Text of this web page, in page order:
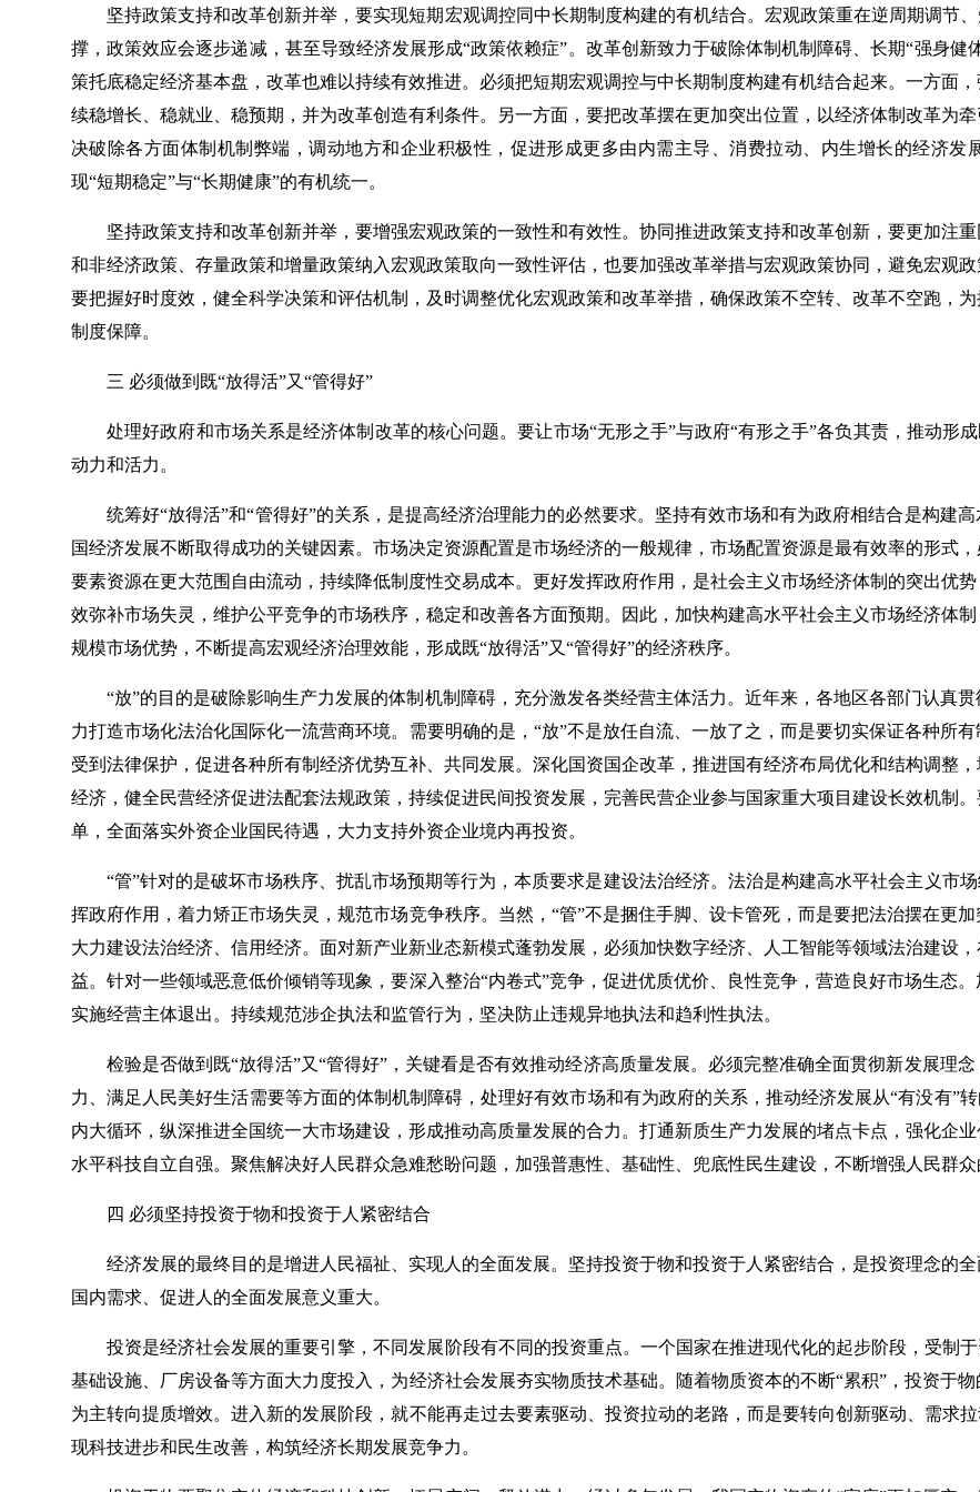
坚持政策支持和改革创新并举，要实现短期宏观调控同中长期制度构建的有机结合。宏观政策重在逆周期调节
撑，政策效应会逐步递减，甚至导致经济发展形成“政策依赖症”。改革创新致力于破除体制机制障碍、长期“强身
策托底稳定经济基本盘，改革也难以持续有效推进。必须把短期宏观调控与中长期制度构建有机结合起来。一方面
续稳增长、稳就业、稳预期，并为改革创造有利条件。另一方面，要把改革摆在更加突出位置，以经济体制改革为
决破除各方面体制机制弊端，调动地方和企业积极性，促进形成更多由内需主导、消费拉动、内生增长的经济发
现“短期稳定”与“长期健康”的有机统一。
坚持政策支持和改革创新并举，要增强宏观政策的一致性和有效性。协同推进政策支持和改革创新，要更加注
和非经济政策、存量政策和增量政策纳入宏观政策取向一致性评估，也要加强改革举措与宏观政策协同，避免宏观
要把握好时度效，健全科学决策和评估机制，及时调整优化宏观政策和改革举措，确保政策不空转、改革不空跑，
制度保障。
三 必须做到既“放得活”又“管得好”
处理好政府和市场关系是经济体制改革的核心问题。要让市场“无形之手”与政府“有形之手”各负其责，推动形
动力和活力。
统筹好“放得活”和“管得好”的关系，是提高经济治理能力的必然要求。坚持有效市场和有为政府相结合是构建
国经济发展不断取得成功的关键因素。市场决定资源配置是市场经济的一般规律，市场配置资源是最有效率的形式
要素资源在更大范围自由流动，持续降低制度性交易成本。更好发挥政府作用，是社会主义市场经济体制的突出优
效弥补市场失灵，维护公平竞争的市场秩序，稳定和改善各方面预期。因此，加快构建高水平社会主义市场经济体
规模市场优势，不断提高宏观经济治理效能，形成既“放得活”又“管得好”的经济秩序。
“放”的目的是破除影响生产力发展的体制机制障碍，充分激发各类经营主体活力。近年来，各地区各部门认真
力打造市场化法治化国际化一流营商环境。需要明确的是，“放”不是放任自流、一放了之，而是要切实保证各种所
受到法律保护，促进各种所有制经济优势互补、共同发展。深化国资国企改革，推进国有经济布局优化和结构调整
经济，健全民营经济促进法配套法规政策，持续促进民间投资发展，完善民营企业参与国家重大项目建设长效机制
单，全面落实外资企业国民待遇，大力支持外资企业境内再投资。
“管”针对的是破坏市场秩序、扰乱市场预期等行为，本质要求是建设法治经济。法治是构建高水平社会主义市
挥政府作用，着力矫正市场失灵，规范市场竞争秩序。当然，“管”不是捆住手脚、设卡管死，而是要把法治摆在更
大力建设法治经济、信用经济。面对新产业新业态新模式蓬勃发展，必须加快数字经济、人工智能等领域法治建设
益。针对一些领域恶意低价倾销等现象，要深入整治“内卷式”竞争，促进优质优价、良性竞争，营造良好市场生态
实施经营主体退出。持续规范涉企执法和监管行为，坚决防止违规异地执法和趋利性执法。
检验是否做到既“放得活”又“管得好”，关键看是否有效推动经济高质量发展。必须完整准确全面贯彻新发展理
力、满足人民美好生活需要等方面的体制机制障碍，处理好有效市场和有为政府的关系，推动经济发展从“有没有”
内大循环，纵深推进全国统一大市场建设，形成推动高质量发展的合力。打通新质生产力发展的堵点卡点，强化企
水平科技自立自强。聚焦解决好人民群众急难愁盼问题，加强普惠性、基础性、兜底性民生建设，不断增强人民群众
四 必须坚持投资于物和投资于人紧密结合
经济发展的最终目的是增进人民福祉、实现人的全面发展。坚持投资于物和投资于人紧密结合，是投资理念的
国内需求、促进人的全面发展意义重大。
投资是经济社会发展的重要引擎，不同发展阶段有不同的投资重点。一个国家在推进现代化的起步阶段，受制
基础设施、厂房设备等方面大力度投入，为经济社会发展夯实物质技术基础。随着物质资本的不断“累积”，投资于
为主转向提质增效。进入新的发展阶段，就不能再走过去要素驱动、投资拉动的老路，而是要转向创新驱动、需求
现科技进步和民生改善，构筑经济长期发展竞争力。